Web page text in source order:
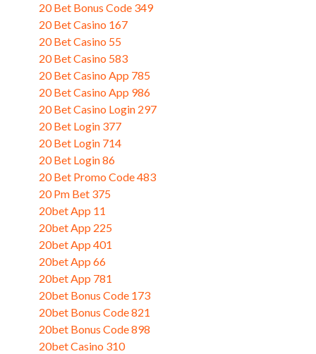
20 Bet Bonus Code 349
20 Bet Casino 167
20 Bet Casino 55
20 Bet Casino 583
20 Bet Casino App 785
20 Bet Casino App 986
20 Bet Casino Login 297
20 Bet Login 377
20 Bet Login 714
20 Bet Login 86
20 Bet Promo Code 483
20 Pm Bet 375
20bet App 11
20bet App 225
20bet App 401
20bet App 66
20bet App 781
20bet Bonus Code 173
20bet Bonus Code 821
20bet Bonus Code 898
20bet Casino 310